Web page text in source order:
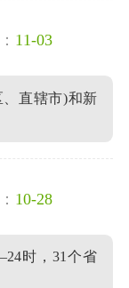
11-03
直辖市)和新
10-28
时，31个省